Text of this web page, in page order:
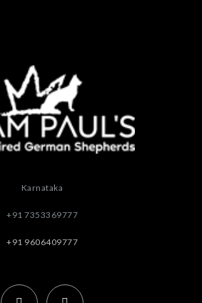
Karnataka
+91 7353369777
+91 9606409777